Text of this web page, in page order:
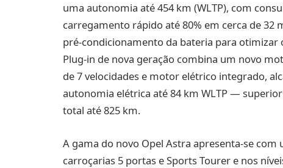
uma autonomia até 454 km (WLTP), com
carregamento rápido até 80% em cerca de
pré‑condicionamento da bateria para
Plug‑in de nova geração combina um novo
de 7 velocidades e motor elétrico integrado,
autonomia elétrica até 84 km WLTP —
total até 825 km.
A gama do novo Opel Astra apresenta‑se
carroçarias 5 portas e Sports Tourer e nos